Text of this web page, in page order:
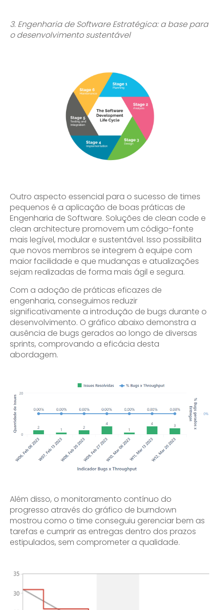
3. Engenharia de Software Estratégica: a base para
o desenvolvimento sustentável
Outro aspecto essencial para o sucesso de times
pequenos é a aplicação de boas práticas de
Engenharia de Software. Soluções de clean code e
clean architecture promovem um código-fonte
mais legível, modular e sustentável. Isso possibilita
que novos membros se integrem à equipe com
maior facilidade e que mudanças e atualizações
sejam realizadas de forma mais ágil e segura.
Com a adoção de práticas eficazes de
engenharia, conseguimos reduzir
significativamente a introdução de bugs durante o
desenvolvimento. O gráfico abaixo demonstra a
ausência de bugs gerados ao longo de diversas
sprints, comprovando a eficácia desta
abordagem.
Além disso, o monitoramento contínuo do
progresso através do gráfico de burndown
mostrou como o time conseguiu gerenciar bem as
tarefas e cumprir as entregas dentro dos prazos
estipulados, sem comprometer a qualidade.